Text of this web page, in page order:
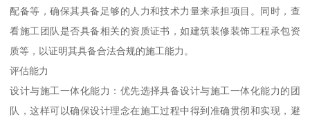
配备等，确保其具备足够的人力和技术力量来承担项目。同时，查
看施工团队是否具备相关的资质证书，如建筑装修装饰工程承包资
质等，以证明其具备合法合规的施工能力。
评估能力
设计与施工一体化能力：优先选择具备设计与施工一体化能力的团
队，这样可以确保设计理念在施工过程中得到准确贯彻和实现，避